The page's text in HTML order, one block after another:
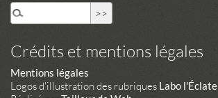
Crédits et mentions légales
Mentions légales
Logos d'illustration des rubriques Labo l'Éclate